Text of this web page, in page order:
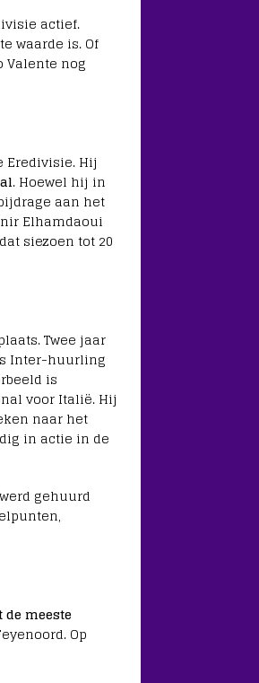
actief.
waarde is. Of
nog
Hij
. Hoewel hij in
aan het
Elhamdaoui
siezoen tot 20
Twee jaar
Inter-huurling
is
voor Italië. Hij
naar het
in actie in de
gehuurd
meeste
Op